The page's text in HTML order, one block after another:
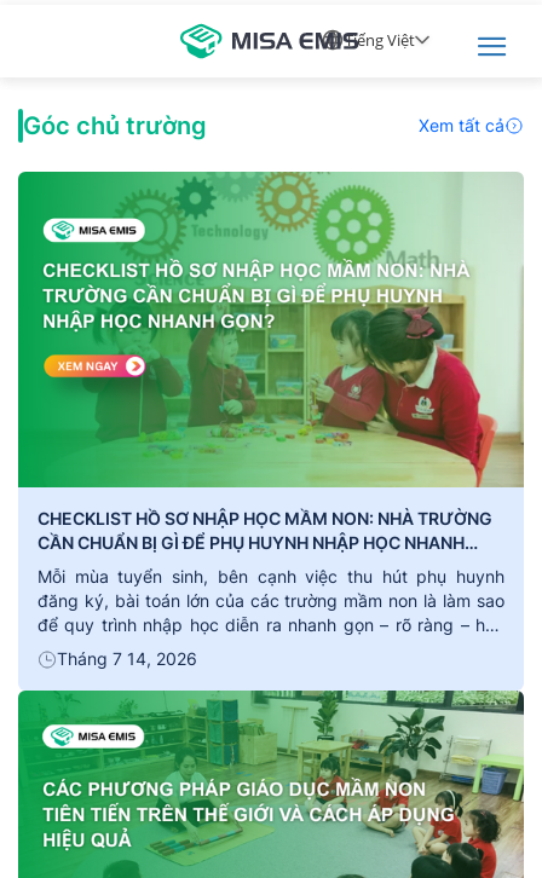
Tiếng Việt
Góc chủ trường Xem tất cả
CHECKLIST HỒ SƠ NHẬP HỌC MẦM NON: NHÀ TRƯỜNG
CẦN CHUẨN BỊ GÌ ĐỂ PHỤ HUYNH NHẬP HỌC NHANH
GỌN?
Mỗi mùa tuyển sinh, bên cạnh việc thu hút phụ huynh
đăng ký, bài toán lớn của các trường mầm non là làm sao
để quy trình nhập học diễn ra nhanh gọn – rõ ràng – hạn
chế sai sót. Một checklist hồ sơ đầy đủ và quy trình hướng
dẫn cụ thể không chỉ […]
Tháng 7 14, 2026